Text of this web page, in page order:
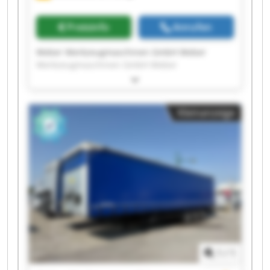
Preisinfo Anrufen
Weber Werkzeugmaschinen GmbH Weber
Werkzeugmaschinen GmbH Weber
Werkzeugmaschinen GmbH Weber
Werkzeugmaschinen GmbH Weber
Werkzeugmaschinen GmbH Weber
Werkzeugmaschinen GmbH Weber
Werkzeugmaschinen GmbH Weber
Werkzeugmaschinen GmbH Weber
Werkzeugmaschinen GmbH Weber
Werkzeugmaschinen GmbH Weber
Werkzeugmaschinen GmbH Weber
Werkzeugmaschinen GmbH Weber
Werkzeugmaschinen GmbH Weber
Werkzeugmaschinen GmbH Weber
Kleinanzeige